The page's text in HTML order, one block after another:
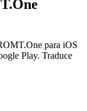
para iOS
Play. Traduce